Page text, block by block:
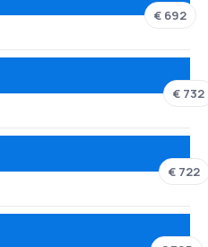
€ 692
€ 732
€ 722